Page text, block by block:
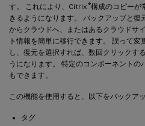
す。 これにより、Citrix ®構成のコピーが
きるようになります。 バックアップと復
からクラウドへ、またはあるクラウドサ
ト情報を簡単に移行できます。 誤って
し、復元を選択すれば、数回クリックす
うになります。 特定のコンポーネントの
もできます。
この機能を使用すると、以下をバックア
タグ